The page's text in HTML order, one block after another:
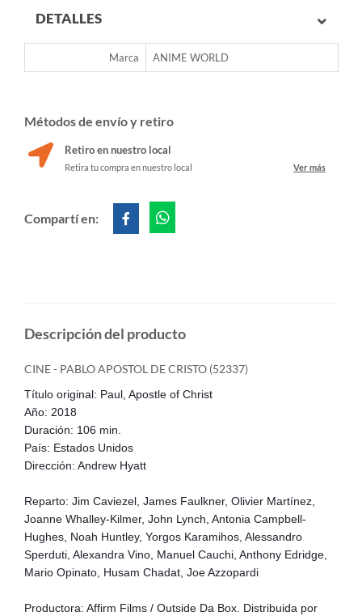
DETALLES
Marca ANIME WORLD
Métodos de envío y retiro
Retiro en nuestro local
Retira tu compra en nuestro local Ver más
Compartí en:
Descripción del producto
CINE - PABLO APOSTOL DE CRISTO (52337)
Título original: Paul, Apostle of Christ
Año: 2018
Duración: 106 min.
País: Estados Unidos
Dirección: Andrew Hyatt
Reparto: Jim Caviezel, James Faulkner, Olivier Martínez,
Joanne Whalley-Kilmer, John Lynch, Antonia Campbell-
Hughes, Noah Huntley, Yorgos Karamihos, Alessandro
Sperduti, Alexandra Vino, Manuel Cauchi, Anthony Edridge,
Mario Opinato, Husam Chadat, Joe Azzopardi
Productora: Affirm Films / Outside Da Box. Distribuida por